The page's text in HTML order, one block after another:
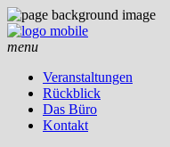
menu
Veranstaltungen
Rückblick
Das Büro
Kontakt